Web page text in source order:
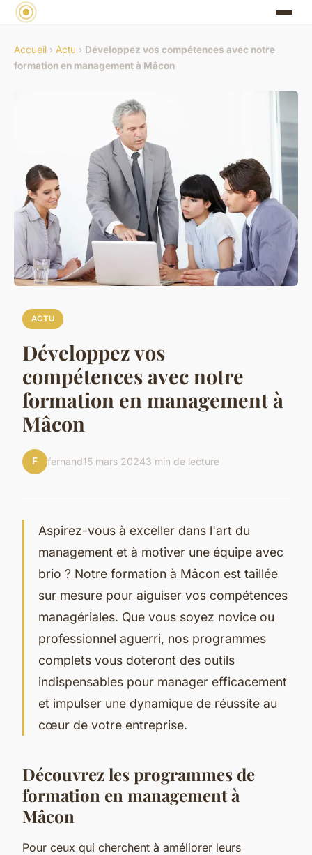
Accueil › Actu › Développez vos compétences avec notre
formation en management à Mâcon
ACTU
Développez vos
compétences avec notre
formation en management à
Mâcon
F fernand15 mars 20243 min de lecture
Aspirez-vous à exceller dans l'art du
management et à motiver une équipe avec
brio ? Notre formation à Mâcon est taillée
sur mesure pour aiguiser vos compétences
managériales. Que vous soyez novice ou
professionnel aguerri, nos programmes
complets vous doteront des outils
indispensables pour manager efficacement
et impulser une dynamique de réussite au
cœur de votre entreprise.
Découvrez les programmes de
formation en management à
Mâcon
Pour ceux qui cherchent à améliorer leurs